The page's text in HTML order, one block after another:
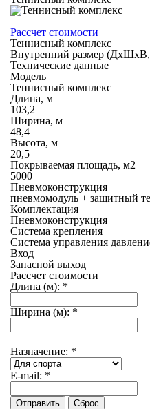
Рассчет стоимости
Теннисный комплекс
Внутренний размер
Технические данные
Модель
Теннисный комплекс
Длина, м
103,2
Ширина, м
48,4
Высота, м
20,5
Покрываемая площадь, м2
5000
Пневмоконструкция
пневмомодуль + защитный
Комплектация
Пневмоконструкция
Система крепления
Система управления
Вход
Запасной выход
Рассчет стоимости
Длина (м): *
Ширина (м): *
Назначение: *
E-mail: *
Отправить Сброс